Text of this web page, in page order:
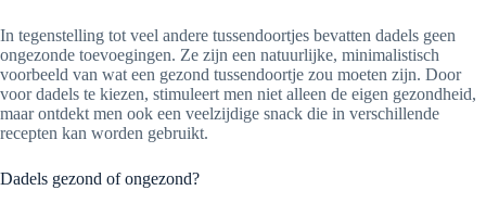
In tegenstelling tot veel andere tussendoortjes bevatten dadels geen
ongezonde toevoegingen. Ze zijn een natuurlijke, minimalistisch
voorbeeld van wat een gezond tussendoortje zou moeten zijn. Door
voor dadels te kiezen, stimuleert men niet alleen de eigen gezondheid,
maar ontdekt men ook een veelzijdige snack die in verschillende
recepten kan worden gebruikt.
Dadels gezond of ongezond?